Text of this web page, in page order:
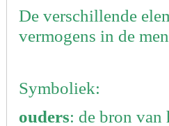
De verschillende
vermogens in de
Symboliek:
ouders: de bron van